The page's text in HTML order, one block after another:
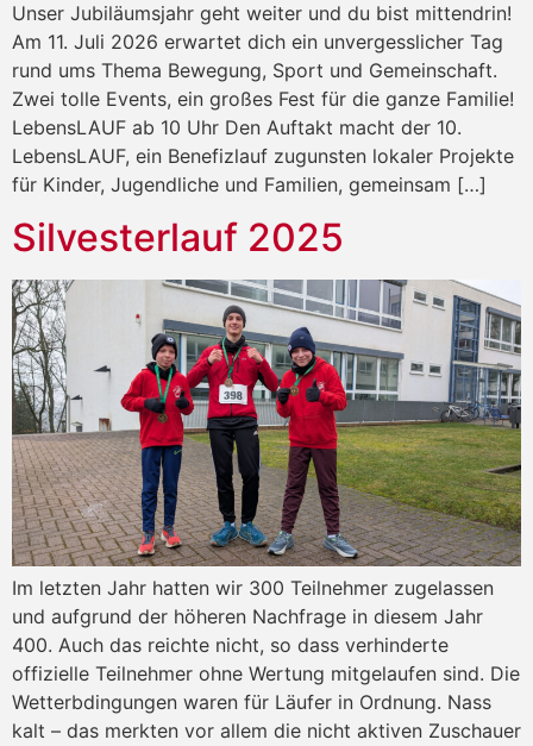
Unser Jubiläumsjahr geht weiter und du bist mittendrin!
Am 11. Juli 2026 erwartet dich ein unvergesslicher Tag
rund ums Thema Bewegung, Sport und Gemeinschaft.
Zwei tolle Events, ein großes Fest für die ganze Familie!
LebensLAUF ab 10 Uhr Den Auftakt macht der 10.
LebensLAUF, ein Benefizlauf zugunsten lokaler Projekte
für Kinder, Jugendliche und Familien, gemeinsam […]
Silvesterlauf 2025
Im letzten Jahr hatten wir 300 Teilnehmer zugelassen
und aufgrund der höheren Nachfrage in diesem Jahr
400. Auch das reichte nicht, so dass verhinderte
offizielle Teilnehmer ohne Wertung mitgelaufen sind. Die
Wetterbdingungen waren für Läufer in Ordnung. Nass
kalt – das merkten vor allem die nicht aktiven Zuschauer